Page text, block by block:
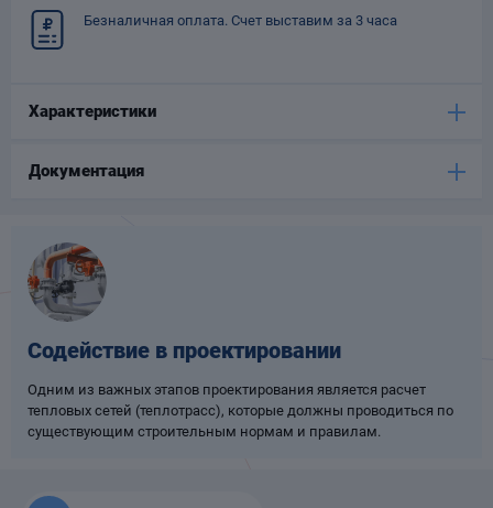
Безналичная оплата. Счет выставим за 3 часа
Характеристики
Документация
Содействие в проектировании
Одним из важных этапов проектирования является расчет
тепловых сетей (теплотрасс), которые должны проводиться по
существующим строительным нормам и правилам.
Хомуты для труб